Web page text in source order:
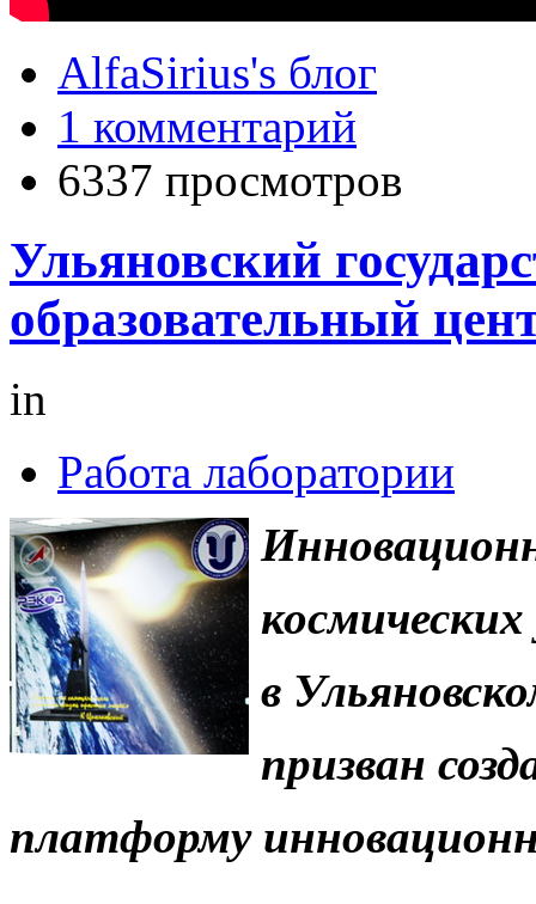
AlfaSirius's блог
1 комментарий
6337 просмотров
Ульяновский
образовательный
in
Работа лаборатории
в
призван
платформу